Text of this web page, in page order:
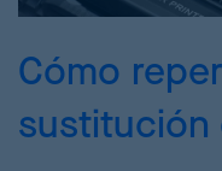
Cómo
sustitución